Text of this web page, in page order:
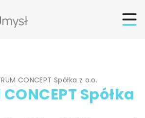
CONCEPT Spółka z o.o.
Spółka